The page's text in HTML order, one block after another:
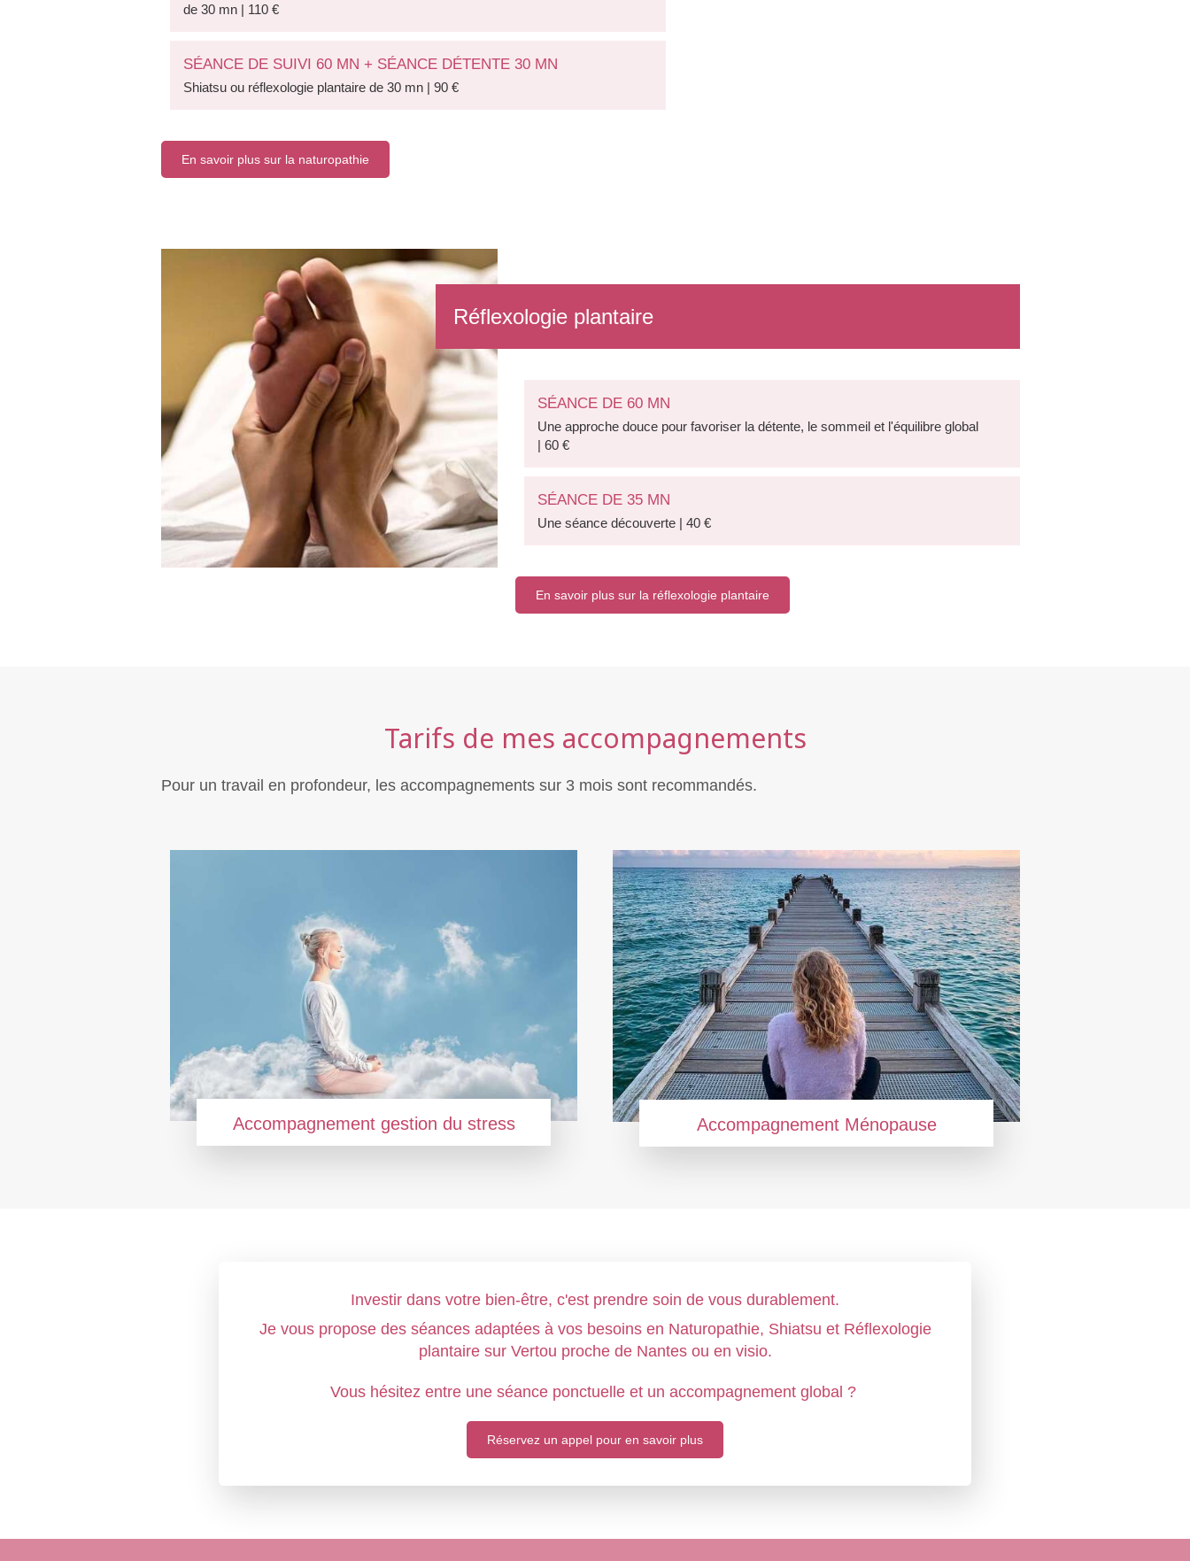
de 30 mn | 110 €
SÉANCE DE SUIVI 60 MN + SÉANCE DÉTENTE 30 MN
Shiatsu ou réflexologie plantaire de 30 mn | 90 €
En savoir plus sur la naturopathie
Réflexologie plantaire
SÉANCE DE 60 MN
Une approche douce pour favoriser la détente, le sommeil et l'équilibre global
| 60 €
SÉANCE DE 35 MN
Une séance découverte | 40 €
En savoir plus sur la réflexologie plantaire
Tarifs de mes accompagnements
Pour un travail en profondeur, les accompagnements sur 3 mois sont recommandés.
Accompagnement gestion du stress Accompagnement Ménopause
Investir dans votre bien-être, c'est prendre soin de vous durablement.
Je vous propose des séances adaptées à vos besoins en Naturopathie, Shiatsu et Réflexologie
plantaire sur Vertou proche de Nantes ou en visio.
Vous hésitez entre une séance ponctuelle et un accompagnement global ?
Réservez un appel pour en savoir plus